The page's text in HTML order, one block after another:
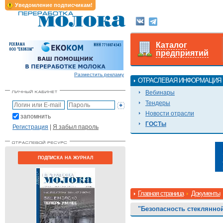
Уведомление подписчикам!
Разместить рекламу
запомнить
Регистрация | Я забыл пароль
ПОДПИСКА НА ЖУРНАЛ
Каталог
предприятий
ОТРАСЛЕВАЯ ИНФОРМАЦИЯ
Вебинары
Тендеры
Новости отрасли
ГОСТы
Главная страница Документы
"Безопасность